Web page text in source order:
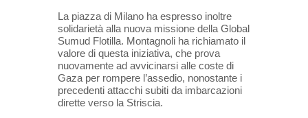
La piazza di Milano ha espresso inoltre
solidarietà alla nuova missione della Global
Sumud Flotilla. Montagnoli ha richiamato il
valore di questa iniziativa, che prova
nuovamente ad avvicinarsi alle coste di
Gaza per rompere l’assedio, nonostante i
precedenti attacchi subiti da imbarcazioni
dirette verso la Striscia.